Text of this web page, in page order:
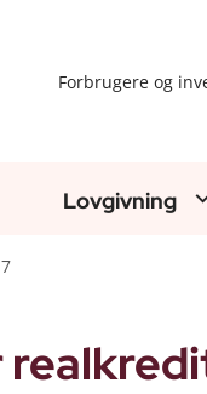
Forbrugere og
Lovgivning